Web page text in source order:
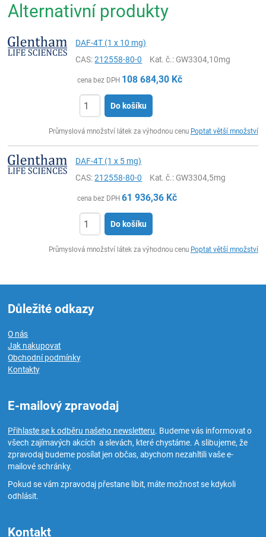
Alternativní produkty
DAF-4T (1 x 10 mg)
CAS:212558-80-0 Kat. č.: GW3304,10mg
cena bez DPH 108 684,30 Kč
Do košíku
Průmyslová množství látek za výhodnou cenu Poptat větší množství
DAF-4T (1 x 5 mg)
CAS:212558-80-0 Kat. č.: GW3304,5mg
cena bez DPH 61 936,36 Kč
Do košíku
Průmyslová množství látek za výhodnou cenu Poptat větší množství
Důležité odkazy
O nás
Jak nakupovat
Obchodní podmínky
Kontakty
E-mailový zpravodaj
Přihlaste se k odběru našeho newsletteru. Budeme vás informovat o
všech zajímavých akcích a slevách, které chystáme. A slibujeme, že
zpravodaj budeme posílat jen občas, abychom nezahltili vaše e-
mailové schránky.
Pokud se vám zpravodaj přestane líbit, máte možnost se kdykoli
odhlásit.
Kontakt